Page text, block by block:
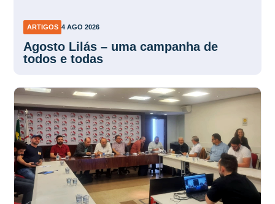
ARTIGOS 4 AGO 2026
Agosto Lilás – uma campanha de
todos e todas